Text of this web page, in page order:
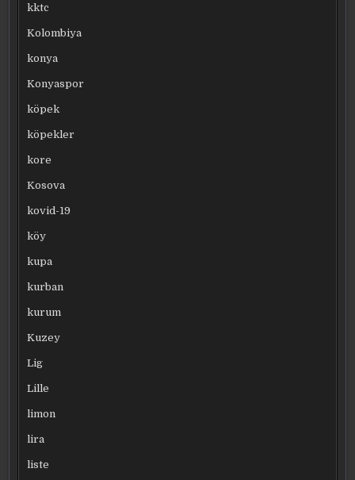
kktc
Kolombiya
konya
Konyaspor
köpek
köpekler
kore
Kosova
kovid-19
köy
kupa
kurban
kurum
Kuzey
Lig
Lille
limon
lira
liste